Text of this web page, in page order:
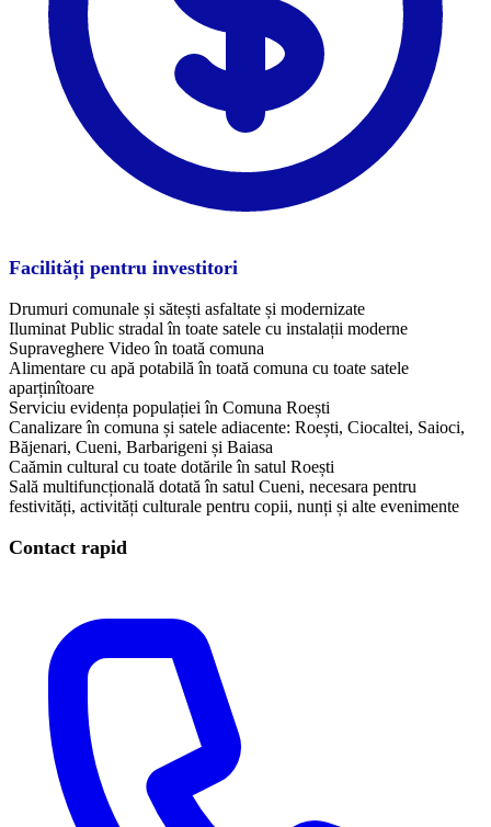
Facilități pentru investitori
Drumuri comunale și sătești asfaltate și modernizate
Iluminat Public stradal în toate satele cu instalații moderne
Supraveghere Video în toată comuna
Alimentare cu apă potabilă în toată comuna cu toate satele
aparținîtoare
Serviciu evidența populației în Comuna Roești
Canalizare în comuna și satele adiacente: Roești, Ciocaltei, Saioci,
Băjenari, Cueni, Barbarigeni și Baiasa
Caămin cultural cu toate dotările în satul Roești
Sală multifuncțională dotată în satul Cueni, necesara pentru
festivități, activități culturale pentru copii, nunți și alte evenimente
Contact rapid